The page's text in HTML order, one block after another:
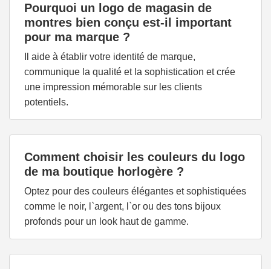
Pourquoi un logo de magasin de
montres bien conçu est-il important
pour ma marque ?
Il aide à établir votre identité de marque,
communique la qualité et la sophistication et crée
une impression mémorable sur les clients
potentiels.
Comment choisir les couleurs du logo
de ma boutique horlogère ?
Optez pour des couleurs élégantes et sophistiquées
comme le noir, l`argent, l`or ou des tons bijoux
profonds pour un look haut de gamme.